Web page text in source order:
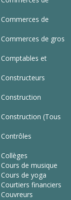
de
de gros
et
(Tous
de musique
de yoga
financiers